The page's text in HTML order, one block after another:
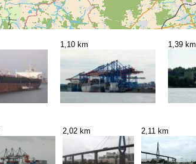
1,10 km 1,39 km
2,02 km 2,11 km